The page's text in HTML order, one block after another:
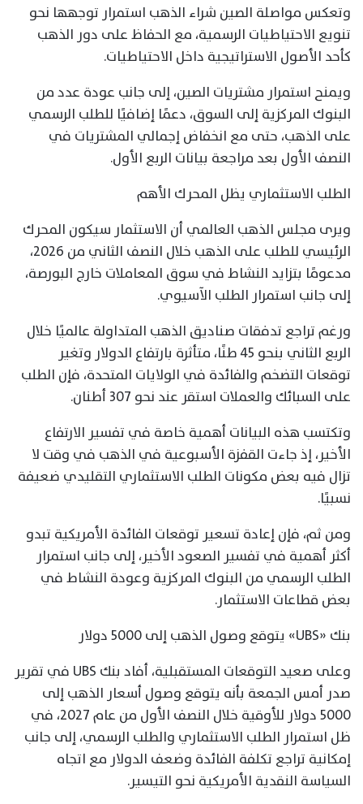
وتعكس مواصلة الصين شراء الذهب استمرار توجهها نحو
تنويع الاحتياطيات الرسمية، مع الحفاظ على دور الذهب
كأحد الأصول الاستراتيجية داخل الاحتياطيات.
ويمنح استمرار مشتريات الصين، إلى جانب عودة عدد من
البنوك المركزية إلى السوق، دعمًا إضافيًا للطلب الرسمي
على الذهب، حتى مع انخفاض إجمالي المشتريات في
النصف الأول بعد مراجعة بيانات الربع الأول.
الطلب الاستثماري يظل المحرك الأهم
ويرى مجلس الذهب العالمي أن الاستثمار سيكون المحرك
الرئيسي للطلب على الذهب خلال النصف الثاني من 2026،
مدعومًا بتزايد النشاط في سوق المعاملات خارج البورصة،
إلى جانب استمرار الطلب الآسيوي.
ورغم تراجع تدفقات صناديق الذهب المتداولة عالميًا خلال
الربع الثاني بنحو 45 طنًا، متأثرة بارتفاع الدولار وتغير
توقعات التضخم والفائدة في الولايات المتحدة، فإن الطلب
على السبائك والعملات استقر عند نحو 307 أطنان.
وتكتسب هذه البيانات أهمية خاصة في تفسير الارتفاع
الأخير، إذ جاءت القفزة الأسبوعية في الذهب في وقت لا
تزال فيه بعض مكونات الطلب الاستثماري التقليدي ضعيفة
نسبيًا.
ومن ثم، فإن إعادة تسعير توقعات الفائدة الأمريكية تبدو
أكثر أهمية في تفسير الصعود الأخير، إلى جانب استمرار
الطلب الرسمي من البنوك المركزية وعودة النشاط في
بعض قطاعات الاستثمار.
بنك «UBS» يتوقع وصول الذهب إلى 5000 دولار
وعلى صعيد التوقعات المستقبلية، أفاد بنك UBS في تقرير
صدر أمس الجمعة بأنه يتوقع وصول أسعار الذهب إلى
5000 دولار للأوقية خلال النصف الأول من عام 2027، في
ظل استمرار الطلب الاستثماري والطلب الرسمي، إلى جانب
إمكانية تراجع تكلفة الفائدة وضعف الدولار مع اتجاه
السياسة النقدية الأمريكية نحو التيسير.